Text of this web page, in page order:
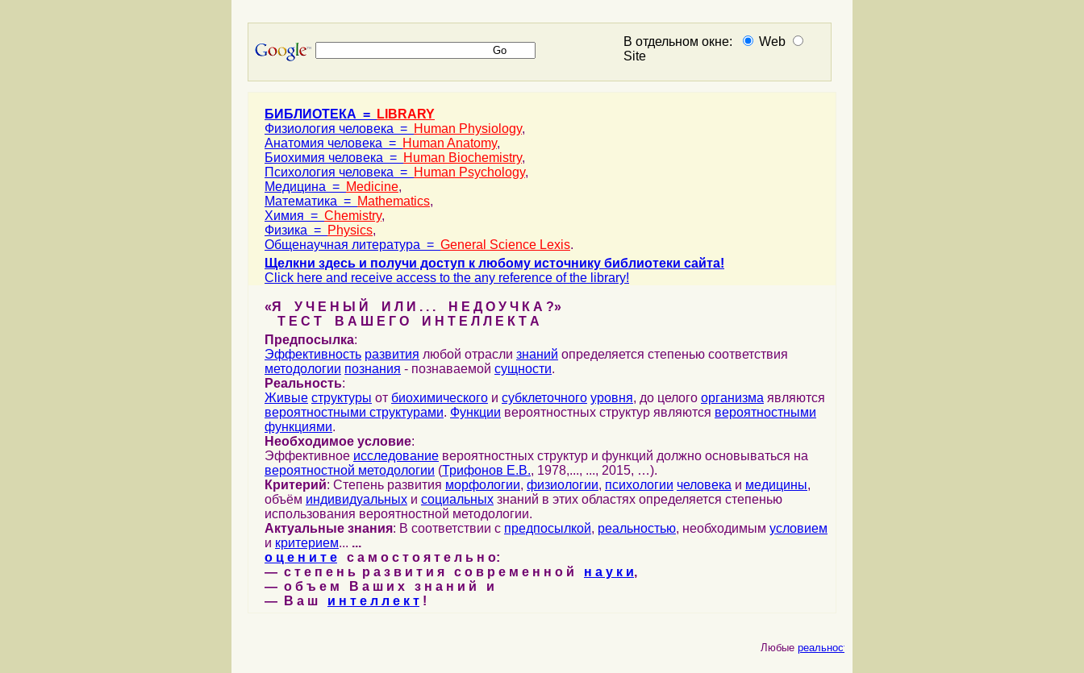
В отдельном окне:
Web
Site
БИБЛИОТЕКА =
LIBRARY
Физиология человека = Human Physiology,
Анатомия человека = Human Anatomy,
Биохимия человека = Human Biochemistry,
Психология человека = Human Psychology,
Медицина = Medicine,
Математика = Mathematics,
Химия = Chemistry,
Физика = Physics,
Общенаучная литература = General Science Lexis.
Щелкни здесь и получи доступ к любому источнику библиотеки сайта!
Click here and receive access to the any reference of the library!
«Я У Ч Е Н Ы Й И Л И . . . Н Е Д О У Ч К А ?»
Т Е С Т В А Ш Е Г О И Н Т Е Л Л Е К Т А
Предпосылка:
Эффективность развития любой отрасли знаний определяется степенью соответствия
методологии познания - познаваемой сущности.
Реальность:
Живые структуры от биохимического и субклеточного уровня, до целого организма являются
вероятностными структурами. Функции вероятностных структур являются вероятностными
функциями.
Необходимое условие:
Эффективное исследование вероятностных структур и функций должно основываться на
вероятностной методологии (Трифонов Е.В., 1978,..., ..., 2015, …).
Критерий: Степень развития морфологии, физиологии, психологии человека и медицины,
объём индивидуальных и социальных знаний в этих областях определяется степенью
использования вероятностной методологии.
Актуальные знания: В соответствии с предпосылкой, реальностью, необходимым условием
и критерием... ...
о ц е н и т е с а м о с т о я т е л ь н о:
— с т е п е н ь р а з в и т и я с о в р е м е н н о й н а у к и,
— о б ъ е м В а ш и х з н а н и й и
— В а ш и н т е л л е к т !
Любыереальности, как